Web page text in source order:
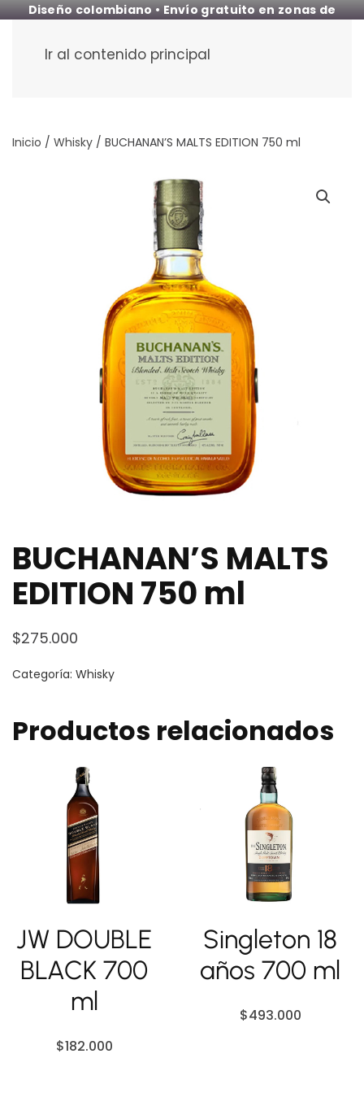
Diseño colombiano • Envío gratuito en zonas de
Ir al contenido principal
Inicio / Whisky / BUCHANAN’S MALTS EDITION 750 ml
BUCHANAN’S MALTS
EDITION 750 ml
$275.000
Categoría: Whisky
Productos relacionados
JW DOUBLE
BLACK 700
ml
$182.000
Singleton 18
años 700 ml
$493.000